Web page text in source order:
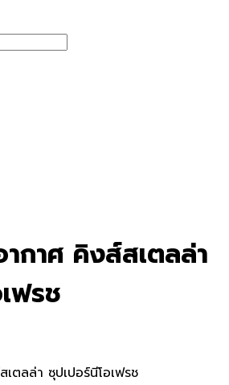
กาศ คิงส์สเตลล่า
ฟรช
ตลล่า ซุปเปอร์นีโอเฟรช